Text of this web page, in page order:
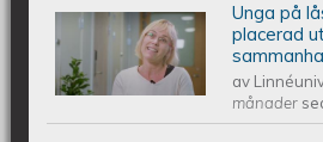
Unga på låsta
placerad utan(för)
Unga på
placerad
av
månader